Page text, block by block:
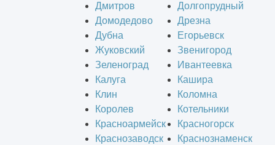
Дмитров
Долгопрудный
Домодедово
Дрезна
Дубна
Егорьевск
Жуковский
Звенигород
Зеленоград
Ивантеевка
Калуга
Кашира
Клин
Коломна
Королев
Котельники
Красноармейск
Красногорск
Краснозаводск
Краснознаменск